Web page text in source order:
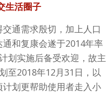
生活圈子
通需求殷切，加上人口
和复康会遂于2014年率
划实施后备受欢迎，故主
至2018年12月31日，以
划更帮助使用者走入小